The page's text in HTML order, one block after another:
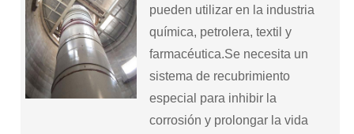
pueden utilizar en la industria
química, petrolera, textil y
farmacéutica.Se necesita un
sistema de recubrimiento
especial para inhibir la
corrosión y prolongar la vida